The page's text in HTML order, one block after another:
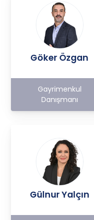
Göker Özgan
Gayrimenkul
Danışmanı
Gülnur Yalçın